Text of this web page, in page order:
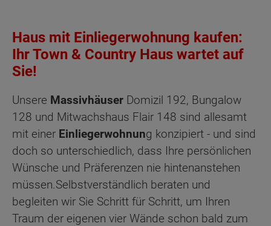
Haus mit Einliegerwohnung kaufen:
Ihr Town & Country Haus wartet auf
Sie!
Unsere Massivhäuser Domizil 192, Bungalow
128 und Mitwachshaus Flair 148 sind allesamt
mit einer Einliegerwohnung konzipiert - und sind
doch so unterschiedlich, dass Ihre persönlichen
Wünsche und Präferenzen nie hintenanstehen
müssen.Selbstverständlich beraten und
begleiten wir Sie Schritt für Schritt, um Ihren
Traum der eigenen vier Wände schon bald zum